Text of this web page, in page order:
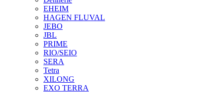
EHEIM
HAGEN FLUVAL
JEBO
JBL
PRIME
RIO/SEIO
SERA
Tetra
XILONG
EXO TERRA